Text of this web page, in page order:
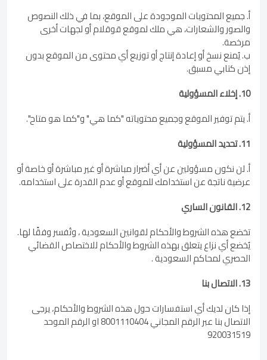
أ. جميع المحتويات الموجودة على الموقع، بما في ذلك النصوص
والصور والشعارات، هي ملك لموقع قوقلام أو لجهات أخرى
مرخصة.
ب. يُمنع نسخ أو إعادة إنتاج أو توزيع أي محتوى من الموقع بدون
إذن كتابي مسبق.
10. إخلاء المسؤولية
أ. يتم توفير الموقع وجميع محتوياته "كما هي" و"كما هو متاح".
11. تحديد المسؤولية
أ. لن نكون مسؤولين عن أي أضرار مباشرة أو غير مباشرة أو خاصة أو
عرضية ناتجة عن استخدامك للموقع أو عدم القدرة على استخدامه.
12. القانون الساري
تخضع هذه الشروط والأحكام لقوانين السعودية ، وتُفسر وفقًا لها.
يُخضع أي نزاع يتعلق بهذه الشروط والأحكام للاختصاص القضائي
الحصري لمحاكم السعودية .
13. الاتصال بنا
إذا كان لديك أي استفسارات حول هذه الشروط والأحكام، يرجى
الاتصال بنا عبر الرقم المجاني 8001110404 او الرقم الموحد
920031519